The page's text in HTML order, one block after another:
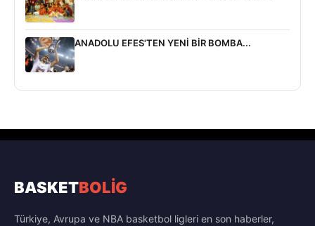
ANADOLU EFES'TEN YENİ BİR BOMBA...
BASKETBOLİG
Türkiye, Avrupa ve NBA basketbol ligleri en son haberler,